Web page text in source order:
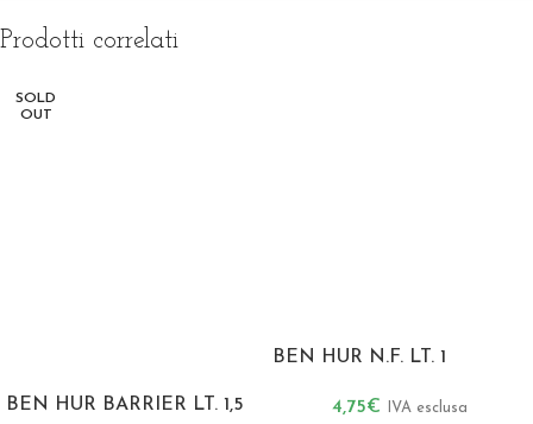
Prodotti correlati
SOLD
OUT
BEN HUR BARRIER LT. 1,5
BEN HUR N.F. LT. 1
4,75€ IVA esclusa